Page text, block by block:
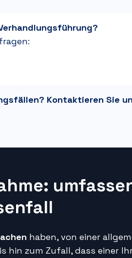
Kontaktieren Sie
haben, von einer
hin zum Zufall, dass einer